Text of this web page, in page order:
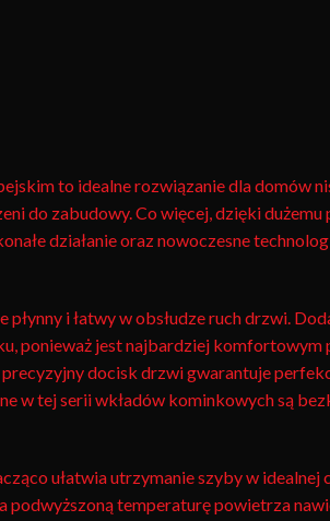
to idealne rozwiązanie dla domów
do zabudowy. Co więcej, dzięki
działanie oraz nowoczesne
i łatwy w obsłudze ruch drzwi.
ponieważ jest najbardziej komfortowym
docisk drzwi gwarantuje
tej serii wkładów kominkowych są
ułatwia utrzymanie szyby w
temperaturę powietrza